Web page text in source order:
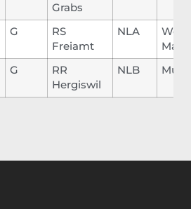
Grabs
G
RS
Freiamt
NLA
Marc
G
RR
Hergiswil
NLB